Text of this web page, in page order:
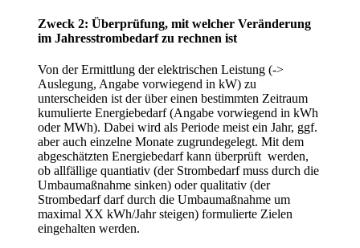
Zweck 2: Überprüfung, mit welcher Veränderung
im Jahresstrombedarf zu rechnen ist
Von der Ermittlung der elektrischen Leistung (->
Auslegung, Angabe vorwiegend in kW) zu
unterscheiden ist der über einen bestimmten Zeitraum
kumulierte Energiebedarf (Angabe vorwiegend in kWh
oder MWh). Dabei wird als Periode meist ein Jahr, ggf.
aber auch einzelne Monate zugrundegelegt. Mit dem
abgeschätzten Energiebedarf kann überprüft werden,
ob allfällige quantiativ (der Strombedarf muss durch die
Umbaumaßnahme sinken) oder qualitativ (der
Strombedarf darf durch die Umbaumaßnahme um
maximal XX kWh/Jahr steigen) formulierte Zielen
eingehalten werden.